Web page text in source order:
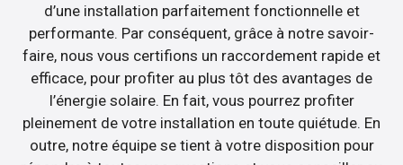
d’une installation parfaitement fonctionnelle et
performante. Par conséquent, grâce à notre savoir-
faire, nous vous certifions un raccordement rapide et
efficace, pour profiter au plus tôt des avantages de
l’énergie solaire. En fait, vous pourrez profiter
pleinement de votre installation en toute quiétude. En
outre, notre équipe se tient à votre disposition pour